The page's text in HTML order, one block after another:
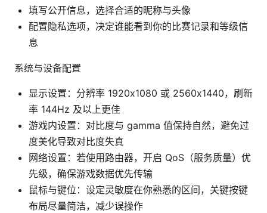
填写公开信息，选择合适的昵称与头像
配置隐私选项，决定谁能看到你的比赛记录和等级信
息
系统与设备配置
显示设置：分辨率 1920x1080 或 2560x1440，刷新
率 144Hz 及以上更佳
游戏内设置：对比度与 gamma 值保持自然，避免过
度美化导致对比度失真
网络设置：若使用路由器，开启 QoS（服务质量）优
先级，确保游戏数据优先传输
鼠标与键位：设定灵敏度在你熟悉的区间，关键按键
布局尽量简洁，减少误操作